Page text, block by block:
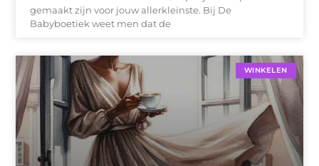
gemaakt zijn voor jouw allerkleinste. Bij De
Babyboetiek weet men dat de
WINKELEN